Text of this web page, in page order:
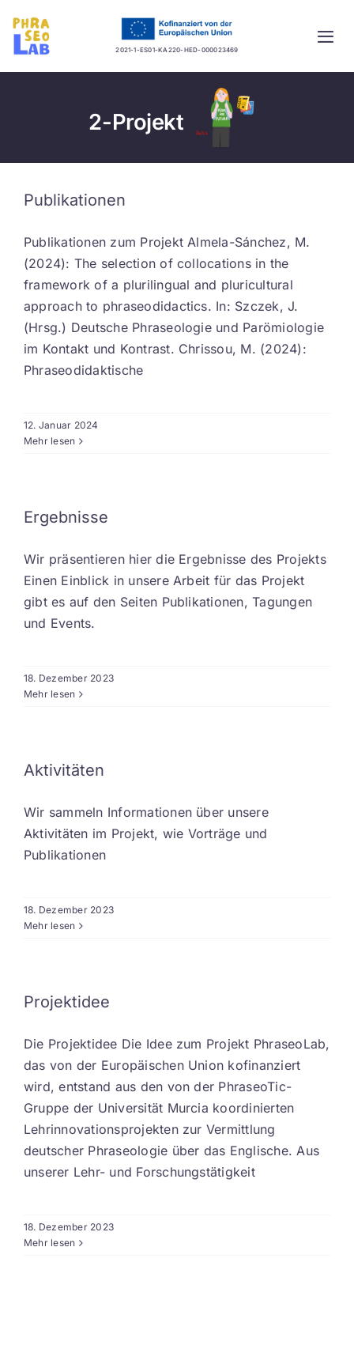
content
2021-1-ES01-KA220-HED-000023469
Projekt
Mehrsprachige Datenbank
Aktuelles
2-Projekt
Publikationen
Publikationen zum Projekt Almela-Sánchez, M.
(2024): The selection of collocations in the
framework of a plurilingual and pluricultural
approach to phraseodidactics. In: Szczek, J.
(Hrsg.) Deutsche Phraseologie und Parömiologie
im Kontakt und Kontrast. Chrissou, M. (2024):
Phraseodidaktische
12. Januar 2024
Mehr lesen
Ergebnisse
Wir präsentieren hier die Ergebnisse des Projekts
Einen Einblick in unsere Arbeit für das Projekt
gibt es auf den Seiten Publikationen, Tagungen
und Events.
18. Dezember 2023
Mehr lesen
Aktivitäten
Wir sammeln Informationen über unsere
Aktivitäten im Projekt, wie Vorträge und
Publikationen
18. Dezember 2023
Mehr lesen
Projektidee
Die Projektidee Die Idee zum Projekt PhraseoLab,
das von der Europäischen Union kofinanziert
wird, entstand aus den von der PhraseoTic-
Gruppe der Universität Murcia koordinierten
Lehrinnovationsprojekten zur Vermittlung
deutscher Phraseologie über das Englische. Aus
unserer Lehr- und Forschungstätigkeit
18. Dezember 2023
Mehr lesen